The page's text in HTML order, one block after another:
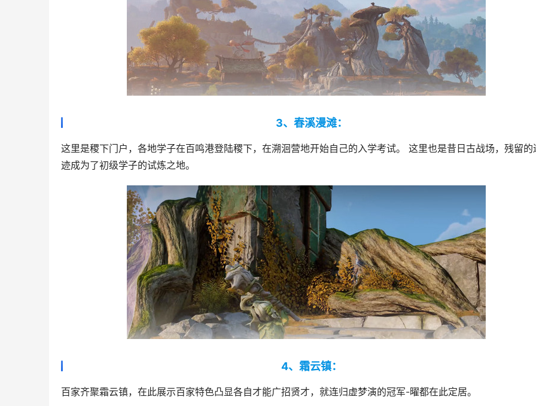
3、春溪漫滩：
这里是稷下门户，各地学子在百鸣港登陆稷下，在溯洄营地开始自己的入学考试。 这里也是昔日古战场，残留的
迹成为了初级学子的试炼之地。
4、霜云镇：
百家齐聚霜云镇，在此展示百家特色凸显各自才能广招贤才，就连归虚梦演的冠军-曜都在此定居。